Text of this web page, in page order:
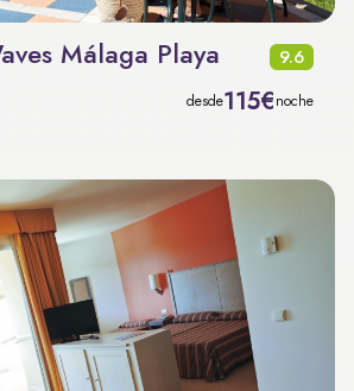
Málaga Playa 9.6
desde115€noche